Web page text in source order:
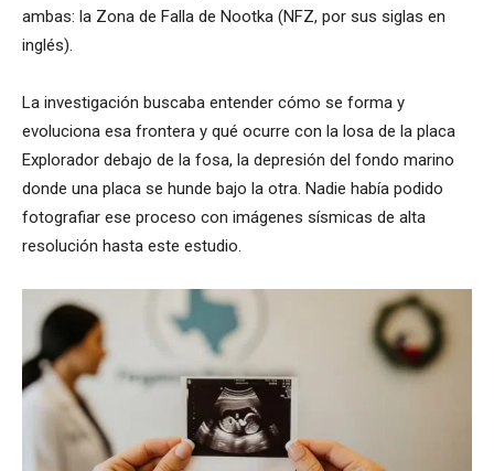
ambas: la Zona de Falla de Nootka (NFZ, por sus siglas en
inglés).
La investigación buscaba entender cómo se forma y
evoluciona esa frontera y qué ocurre con la losa de la placa
Explorador debajo de la fosa, la depresión del fondo marino
donde una placa se hunde bajo la otra. Nadie había podido
fotografiar ese proceso con imágenes sísmicas de alta
resolución hasta este estudio.